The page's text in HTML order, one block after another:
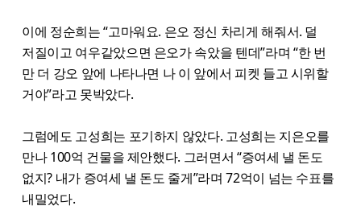
이에 정순희는 “고마워요. 은오 정신 차리게 해줘서. 덜
저질이고 여우같았으면 은오가 속았을 텐데”라며 “한 번
만 더 강오 앞에 나타나면 나 이 앞에서 피켓 들고 시위할
거야”라고 못박았다.
그럼에도 고성희는 포기하지 않았다. 고성희는 지은오를
만나 100억 건물을 제안했다. 그러면서 “증여세 낼 돈도
없지? 내가 증여세 낼 돈도 줄게”라며 72억이 넘는 수표를
내밀었다.